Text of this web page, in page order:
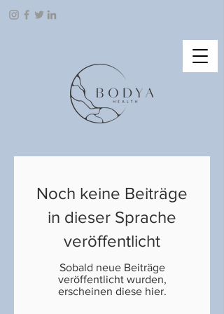
Noch keine Beiträge
in dieser Sprache
veröffentlicht
Sobald neue Beiträge
veröffentlicht wurden,
erscheinen diese hier.